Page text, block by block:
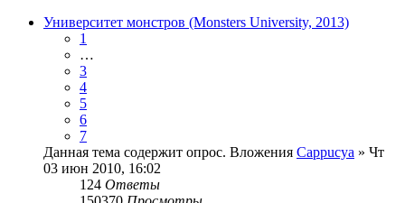
Университет монстров (Monsters University, 2013)
1
…
3
4
5
6
7
Данная тема содержит опрос. Вложения Cappucya » Чт
03 июн 2010, 16:02
124 Ответы